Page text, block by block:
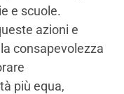
e scuole.
azioni e
consapevolezza
più equa,